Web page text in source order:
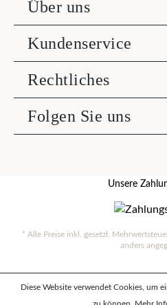
Über uns
Kundenservice
Rechtliches
Folgen Sie uns
Unsere
* Alle Preise inkl. gesetzl.
anders
Diese Website verwendet Cookies, um